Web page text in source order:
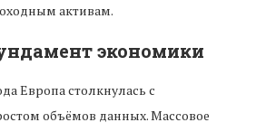
активам.
экономики
Европа столкнулась с
объёмов данных. Массовое